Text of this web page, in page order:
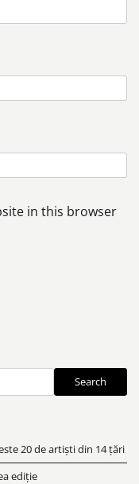
in this browser
Search
20 de artiști din 14 țări
ediție